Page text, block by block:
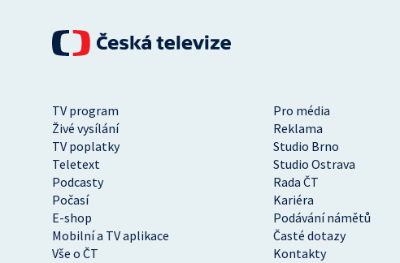
TV program
Pro média
Živé vysílání
Reklama
TV poplatky
Studio Brno
Teletext
Studio Ostrava
Podcasty
Rada ČT
Počasí
Kariéra
E-shop
Podávání námětů
Mobilní a TV aplikace
Časté dotazy
Vše o ČT
Kontakty